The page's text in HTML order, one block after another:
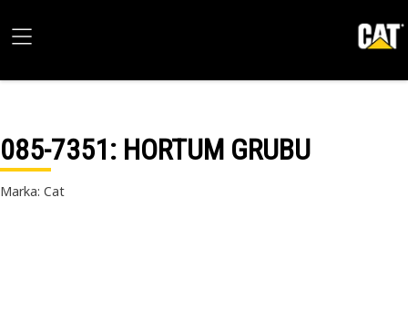
085-7351: HORTUM GRUBU
Marka: Cat